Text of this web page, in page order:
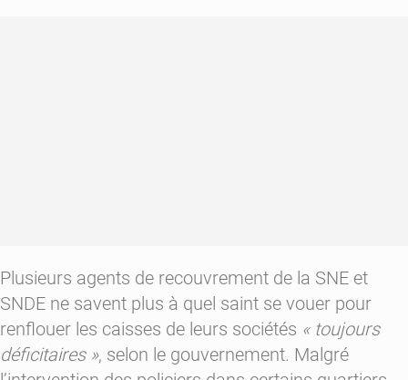
Plusieurs agents de recouvrement de la SNE et
SNDE ne savent plus à quel saint se vouer pour
renflouer les caisses de leurs sociétés « toujours
déficitaires », selon le gouvernement. Malgré